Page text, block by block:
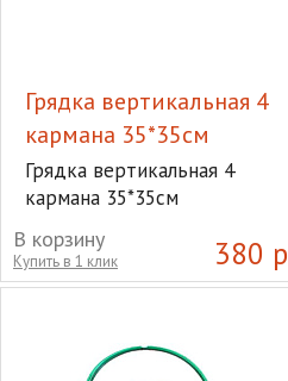
Грядка вертикальная 4
кармана 35*35см
Грядка вертикальная 4
кармана 35*35см
380 р
В корзину
Купить в 1 клик